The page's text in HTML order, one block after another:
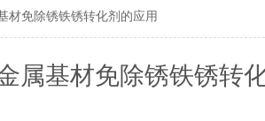
材免除锈铁锈转化剂的应用
属基材免除锈铁锈转